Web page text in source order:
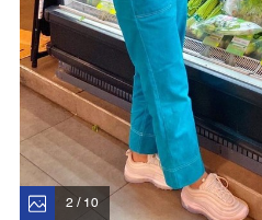
2 / 10